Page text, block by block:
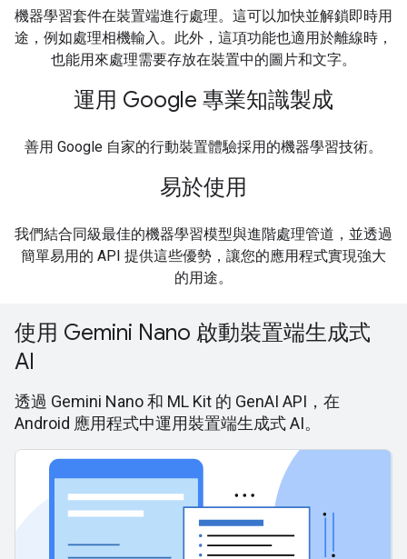
機器學習套件在裝置端進行處理。這可以加快並解鎖即時用
途，例如處理相機輸入。此外，這項功能也適用於離線時，
也能用來處理需要存放在裝置中的圖片和文字。
運用 Google 專業知識製成
善用 Google 自家的行動裝置體驗採用的機器學習技術。
易於使用
我們結合同級最佳的機器學習模型與進階處理管道，並透過
簡單易用的 API 提供這些優勢，讓您的應用程式實現強大
的用途。
使用 Gemini Nano 啟動裝置端生成式
AI
透過 Gemini Nano 和 ML Kit 的 GenAI API，在
Android 應用程式中運用裝置端生成式 AI。